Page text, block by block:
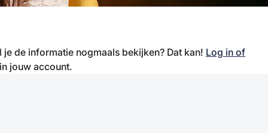
de informatie nogmaals bekijken? Dat kan! Log in of
jouw account.